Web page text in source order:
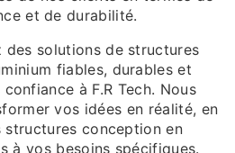
et de durabilité.
des solutions de structures
fiables, durables et
à F.R Tech. Nous
vos idées en réalité, en
conception en
à vos besoins spécifiques.